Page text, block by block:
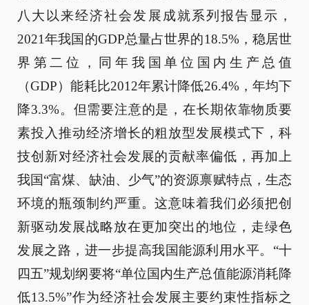
八大以来经济社会发展成就系列报告显示，
2021年我国的GDP总量占世界的18.5%，稳居世
界第二位，同年我国单位国内生产总值
（GDP）能耗比2012年累计降低26.4%，年均下
降3.3%。但需要注意的是，在长期依靠物质要
素投入推动经济增长的粗放型发展模式下，科
技创新对经济社会发展的贡献率偏低，再加上
我国“富煤、缺油、少气”的资源禀赋特点，生态
环境的瓶颈制约严重。这意味着我们必须把创
新驱动发展战略放在更加突出的地位，走绿色
发展之路，进一步提高我国能源利用水平。“十
四五”规划纲要将“单位国内生产总值能源消耗降
低13.5%”作为经济社会发展主要约束性指标之